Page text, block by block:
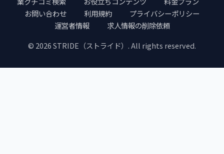
お問い合わせ
利用規約
プライバシーポリシー
運営者情報
求人情報の削除依頼
© 2026 STRIDE（ストライド）. All rights reserved.